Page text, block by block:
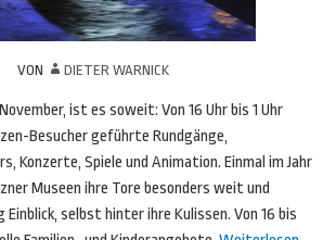
VON DIETER WARNICK
ist es soweit: Von 16 Uhr bis 1 Uhr
Besucher geführte Rundgänge,
Konzerte, Spiele und Animation. Einmal im Jahr
Museen ihre Tore besonders weit und
selbst hinter ihre Kulissen. Von 16 bis